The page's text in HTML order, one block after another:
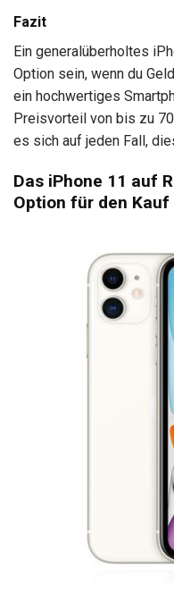
Fazit
Ein generalüberholtes
Option sein, wenn du
ein hochwertiges
Preisvorteil von bis zu
es sich auf jeden Fall,
Das iPhone 11 auf
Option für den Kauf